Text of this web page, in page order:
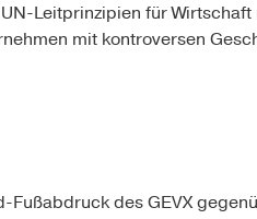
Leitprinzi­pien für Wirtschaft
mit kontroversen
des GEVX